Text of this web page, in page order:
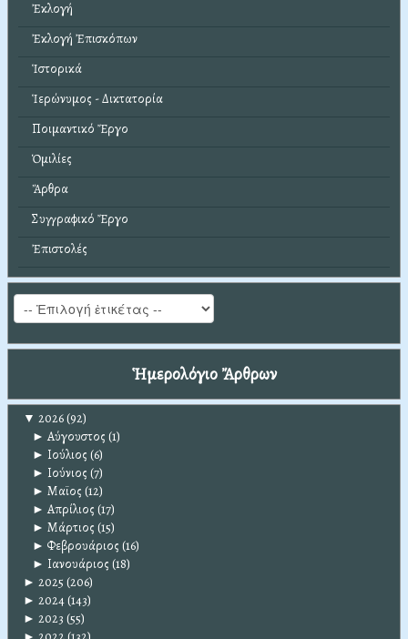
Ἐκλογή
Ἐκλογή Ἐπισκόπων
Ἱστορικά
Ἱερώνυμος - Δικτατορία
Ποιμαντικό Ἔργο
Ὁμιλίες
Ἄρθρα
Συγγραφικό Ἔργο
Ἐπιστολές
Ἡμερολόγιο Ἄρθρων
▼ 2026(92)
► Αύγουστος (1)
► Ιούλιος (6)
► Ιούνιος (7)
► Μαϊος (12)
► Απρίλιος (17)
► Μάρτιος (15)
► Φεβρουάριος (16)
► Ιανουάριος (18)
► 2025 (206)
► 2024(143)
► 2023 (55)